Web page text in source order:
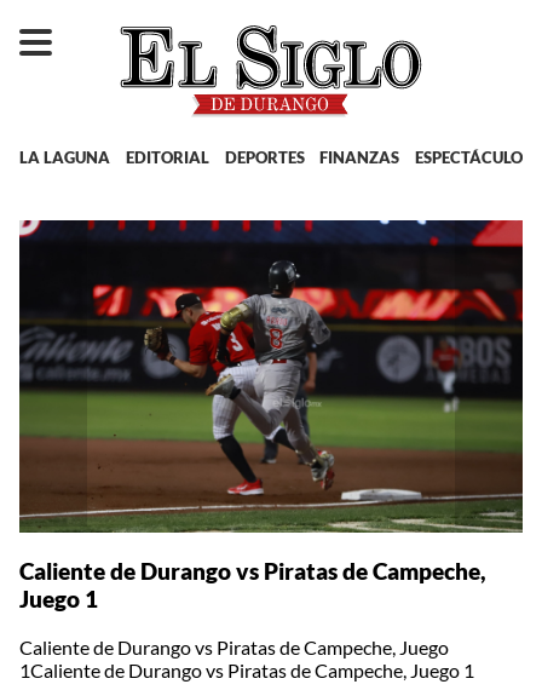
LA LAGUNA EDITORIAL DEPORTES FINANZAS ESPECTÁCULOS
Caliente de Durango vs Piratas de Campeche,
Juego 1
Caliente de Durango vs Piratas de Campeche, Juego
1Caliente de Durango vs Piratas de Campeche, Juego 1